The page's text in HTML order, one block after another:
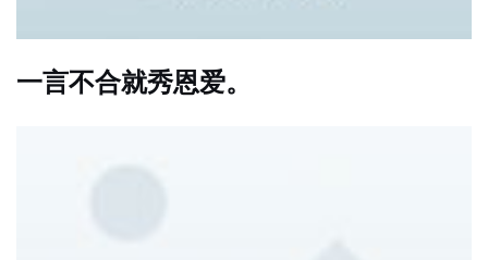
一言不合就秀恩爱。